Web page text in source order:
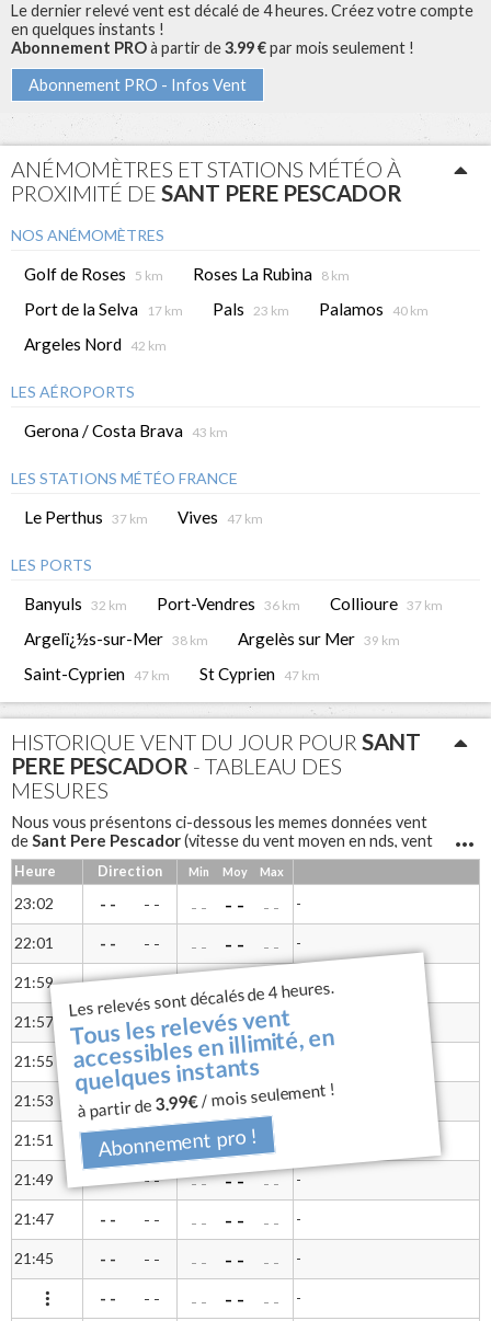
Le dernier relevé vent est décalé de 4 heures. Créez votre compte
en quelques instants !
Abonnement PROà partir de3.99 €par mois seulement !
Abonnement PRO - Infos Vent
ANÉMOMÈTRES ET STATIONS MÉTÉO À
PROXIMITÉ DE SANT PERE PESCADOR
NOS ANÉMOMÈTRES
Golf de Roses 5 km Roses La Rubina 8 km
Port de la Selva 17 km Pals 23 km Palamos 40 km
Argeles Nord 42 km
LES AÉROPORTS
Gerona / Costa Brava 43 km
LES STATIONS MÉTÉO FRANCE
Le Perthus 37 km Vives 47 km
LES PORTS
Banyuls 32 km Port-Vendres 36 km Collioure 37 km
Argelï¿½s-sur-Mer 38 km Argelès sur Mer 39 km
Saint-Cyprien 47 km St Cyprien 47 km
HISTORIQUE VENT DU JOUR POUR SANT
PERE PESCADOR - TABLEAU DES
MESURES
Nous vous présentons ci-dessous les memes données vent
deSant Pere Pescador(vitesse du vent moyen en nds, vent
mini, vent maxi, rafales et direction du vent) sous forme de
tableau pour une lecture différente
Notre anémomètre à coupelles
la vitesse du vent et une girouette permet d'avoir la direction.
Les relevés sont décalés de 4 heures.
Tous les relevés vent
accessibles en illimité, en
quelques instants
à partir de3.99€/ mois seulement !
Abonnement pro !
Heure Direction Min Moy Max
23:02 - - - - - - - - - - -
22:01 - - - - - - - - - - -
21:59 - - - - - - - -
21:57 - - - - - - - -
21:55 - - - - - - - -
21:53 - - - - - - - - - - -
21:51 - - - - - - - - - -
21:49 - - - - - - - - - - -
21:47 - - - - - - - - - - -
21:45 - - - - - - - - - - -
- - - - - - - - - - -